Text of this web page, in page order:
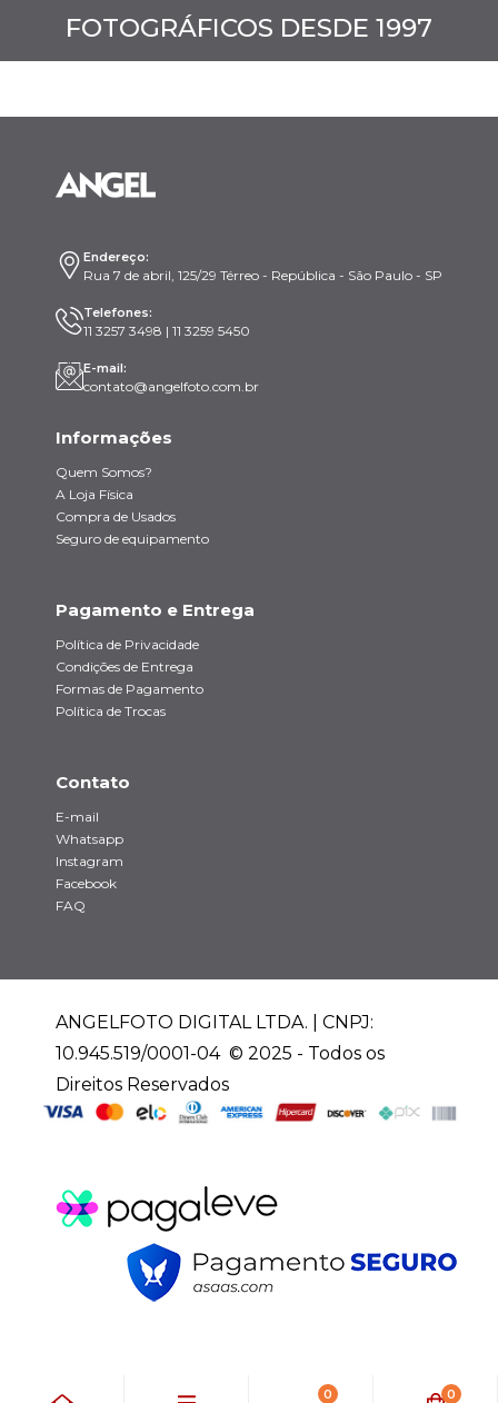
FOTOGRÁFICOS DESDE 1997
Endereço:
Rua 7 de abril, 125/29 Térreo - República - São Paulo - SP
Telefones:
11 3257 3498 | 11 3259 5450
E-mail:
contato@angelfoto.com.br
Informações
Quem Somos?
A Loja Física
Compra de Usados
Seguro de equipamento
Pagamento e Entrega
Política de Privacidade
Condições de Entrega
Formas de Pagamento
Política de Trocas
Contato
E-mail
Whatsapp
Instagram
Facebook
FAQ
ANGELFOTO DIGITAL LTDA. | CNPJ:
10.945.519/0001-04 © 2025 - Todos os
Direitos Reservados
0 0